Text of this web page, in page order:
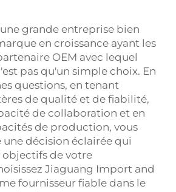
une grande entreprise bien
en croissance ayant les
OEM avec lequel
pas qu'un simple choix. En
questions, en tenant
de qualité et de fiabilité,
de collaboration et en
de production, vous
décision éclairée qui
de votre
Jiaguang Import and
fournisseur fiable dans le